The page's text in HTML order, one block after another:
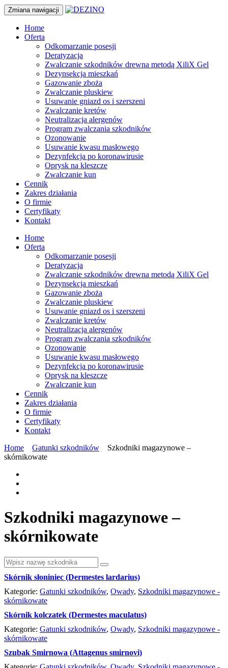
Zmiana nawigacji
Home
Oferta
Odkomarzanie posesji
Deratyzacja
Zwalczanie szkodników drewna metodą XiliX Gel
Dezynsekcja mieszkań
Gazowanie zboża
Zwalczanie pluskiew
Usuwanie gniazd os i szerszeni
Zwalczanie kretów
Neutralizacja alergenów
Program zwalczania szkodników
Ozonowanie
Usuwanie kwasu masłowego
Dezynfekcja po koronawirusie
Oprysk na kleszcze
Zwalczanie kun
Cennik
Zakres działania
O firmie
Certyfikaty
Kontakt
Home
Oferta
Odkomarzanie posesji
Deratyzacja
Zwalczanie szkodników drewna metodą XiliX Gel
Dezynsekcja mieszkań
Gazowanie zboża
Zwalczanie pluskiew
Usuwanie gniazd os i szerszeni
Zwalczanie kretów
Neutralizacja alergenów
Program zwalczania szkodników
Ozonowanie
Usuwanie kwasu masłowego
Dezynfekcja po koronawirusie
Oprysk na kleszcze
Zwalczanie kun
Cennik
Zakres działania
O firmie
Certyfikaty
Kontakt
Home
Gatunki szkodników
Szkodniki magazynowe –
skórnikowate
Szkodniki magazynowe –
skórnikowate
Skórnik słoniniec (Dermestes lardarius)
Kategorie: Gatunki szkodników, Owady, Szkodniki magazynowe -
skórnikowate
Skórnik kolczatek (Dermestes maculatus)
Kategorie: Gatunki szkodników, Owady, Szkodniki magazynowe -
skórnikowate
Szubak Smirnowa (Attagenus smirnovi)